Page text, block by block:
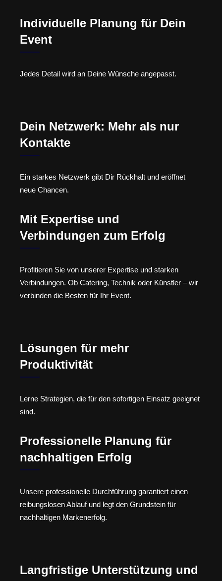
Individuelle Planung für Dein
Event
Jedes Detail wird an Deine Wünsche angepasst.
Dein Netzwerk: Mehr als nur
Kontakte
Ein starkes Netzwerk gibt Dir Rückhalt und eröffnet
neue Chancen.
Mit Expertise und
Verbindungen zum Erfolg
Profitieren Sie von unserer Expertise und starken
Verbindungen. Ob Catering, Technik oder Künstler – wir
verbinden die Besten für Ihr Event.
Lösungen für mehr
Produktivität
Lerne Strategien, die für den sofortigen Einsatz geeignet
sind.
Professionelle Planung für
nachhaltigen Erfolg
Unsere professionelle Durchführung garantiert einen
reibungslosen Ablauf und legt den Grundstein für
nachhaltigen Markenerfolg.
Langfristige Unterstützung und